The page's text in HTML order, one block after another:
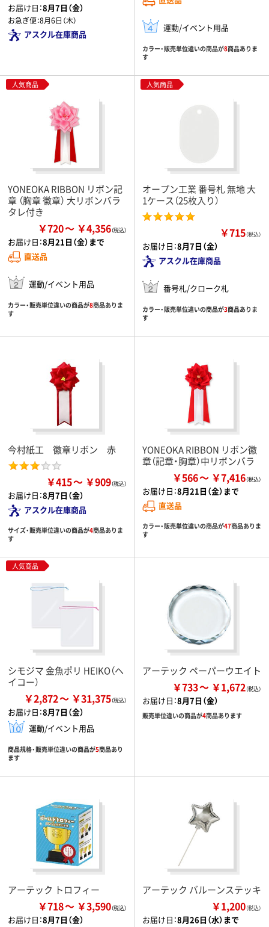
お届け日：8月7日（金）
お急ぎ便：8月6日（木）
アスクル在庫商品
運動/イベント用品
カラー・販売単位違いの商品が8商品ありま
す
人気商品
YONEOKA RIBBON リボン記
章 （胸章 徽章） 大リボンバラ
タレ付き
￥720 ￥4,356
お届け日：8月21日（金）まで
直送品
運動/イベント用品
カラー・販売単位違いの商品が8商品ありま
す
人気商品
オープン工業 番号札 無地 大
1ケース（25枚入り）
￥715（税込）
お届け日：8月7日（金）
アスクル在庫商品
番号札/クローク札
カラー・販売単位違いの商品が3商品ありま
す
今村紙工 徽章リボン 赤
￥415 ￥909
お届け日：8月7日（金）
アスクル在庫商品
サイズ・販売単位違いの商品が4商品ありま
す
YONEOKA RIBBON リボン徽
章（記章・胸章）中リボンバラ
￥566 ￥7,416
お届け日：8月21日（金）まで
直送品
カラー・販売単位違いの商品が47商品ありま
す
人気商品
シモジマ 金魚ポリ HEIKO（ヘ
イコー）
￥2,872 ￥31,375
お届け日：8月7日（金）
運動/イベント用品
商品規格・販売単位違いの商品が5商品あり
ます
アーテック ペーパーウエイト
￥733 ￥1,672
お届け日：8月7日（金）
販売単位違いの商品が4商品あります
アーテック トロフィー
￥718 ￥3,590
お届け日：8月7日（金）
アーテック バルーンステッキ
￥1,200（税込）
お届け日：8月26日（水）まで